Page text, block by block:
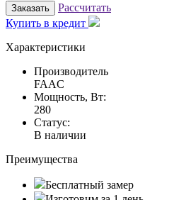
Заказать
Рассчитать
Купить в кредит
Характеристики
Производитель
FAAC
Мощность, Вт:
280
Статус:
В наличии
Преимущества
Бесплатный замер